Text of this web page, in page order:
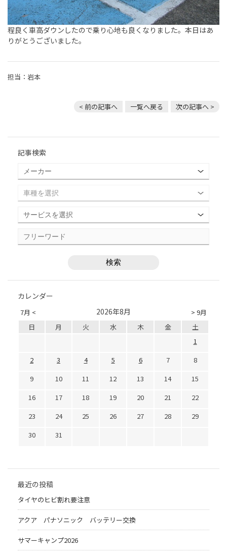
程良く車高ダウンしたので乗り心地も良くなりました。本日はあ
りがとうございました。
担当：岩本
< 前の記事へ 一覧へ戻る 次の記事へ >
記事検索
カレンダー
7月 < > 9月
2026年8月
日 月 火 水 木 金
土
1
2
3 4 5 6 7
8
9
10 11 12 13 14
15
16
17 18 19 20 21
22
23
24 25 26 27 28
29
30
31
最近の投稿
タイヤのヒビ割れ要注意
アクア パナソニック バッテリー交換
サマーキャンプ2026